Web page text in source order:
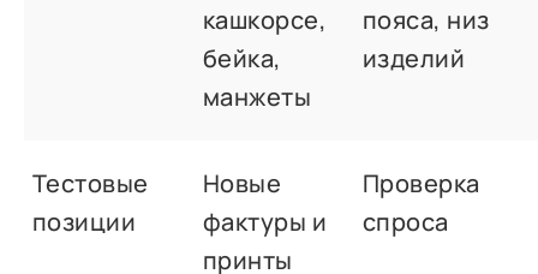
кашкорсе,
бейка,
манжеты
пояса, низ
изделий
Тестовые
позиции
Новые
фактуры и
принты
Проверка
спроса